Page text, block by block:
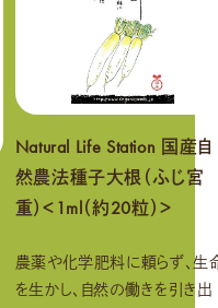
Natural Life Station 国産自
然農法種子大根（ふじ宮
重）＜1ml（約20粒）＞
農薬や化学肥料に頼らず、生
を生かし、自然の働きを引き出